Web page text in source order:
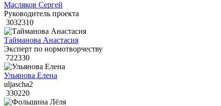
Масляков Сергей
Руководитель проекта
3032310
Тайманова Анастасия
Эксперт по нормотворчеству
722330
Ульянова Елена
uljascha2
330220